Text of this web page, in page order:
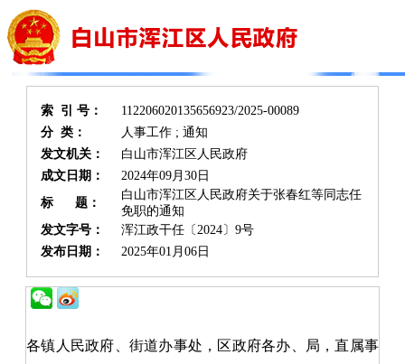
索 引 号：
112206020135656923/2025-00089
分 类：
人事工作 ; 通知
发文机关：
白山市浑江区人民政府
成文日期：
2024年09月30日
标 题：
白山市浑江区人民政府关于张春红等同志任
免职的通知
发文字号：
浑江政干任〔2024〕9号
发布日期：
2025年01月06日
各镇人民政府、街道办事处，区政府各办、局，直属事